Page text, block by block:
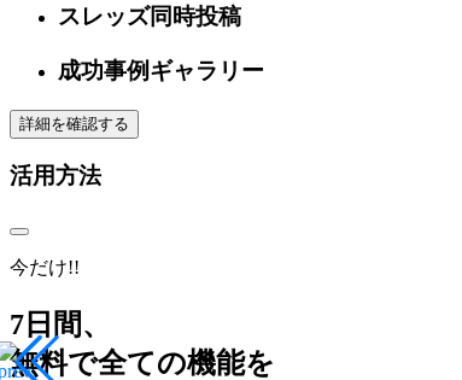
スレッズ同時投稿
成功事例ギャラリー
詳細を確認する
活用方法
今だけ!!
7日間、
無料で全ての機能を